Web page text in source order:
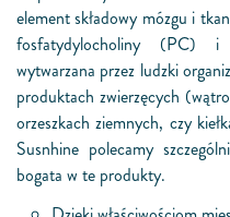
element składowy mózgu i
fosfatydylocholiny (PC) i
wytwarzana przez ludzki
produktach zwierzęcych
orzeszkach ziemnych, czy
Susnhine polecamy
bogata w te produkty.